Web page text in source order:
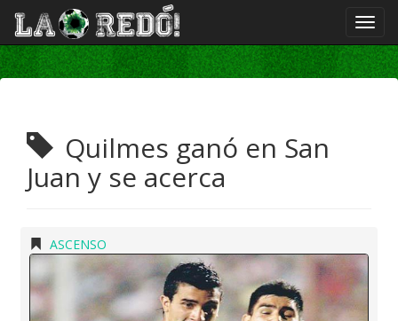
Quilmes ganó en San
Juan y se acerca
ASCENSO